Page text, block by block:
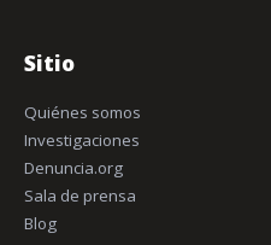
Sitio
Quiénes somos
Investigaciones
Denuncia.org
Sala de prensa
Blog